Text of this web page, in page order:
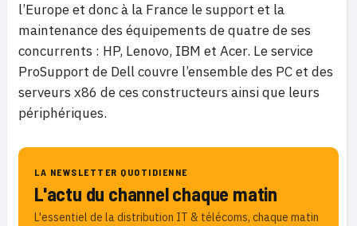
l’Europe et donc à la France le support et la
maintenance des équipements de quatre de ses
concurrents : HP, Lenovo, IBM et Acer. Le service
ProSupport de Dell couvre l’ensemble des PC et des
serveurs x86 de ces constructeurs ainsi que leurs
périphériques.
LA NEWSLETTER QUOTIDIENNE
L'actu du channel chaque matin
L'essentiel de la distribution IT & télécoms, chaque matin